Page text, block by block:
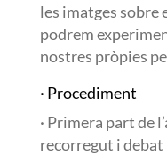
les imatges sobre
podrem
nostres pròpies
· Procediment
· Primera part de
recorregut i debat